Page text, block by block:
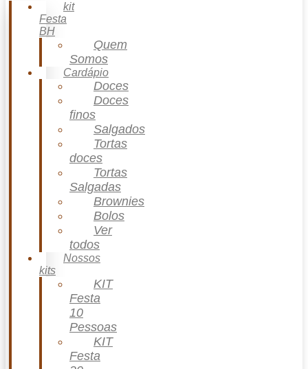
kit
Festa
BH
Quem
Somos
Cardápio
Doces
Doces
finos
Salgados
Tortas
doces
Tortas
Salgadas
Brownies
Bolos
Ver
todos
Nossos
kits
KIT
Festa
10
Pessoas
KIT
Festa